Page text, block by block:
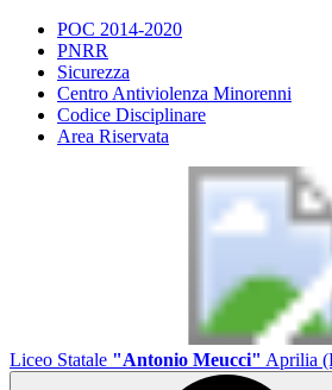
POC 2014-2020
PNRR
Sicurezza
Centro Antiviolenza Minorenni
Codice Disciplinare
Area Riservata
Liceo Statale "Antonio Meucci" Aprilia